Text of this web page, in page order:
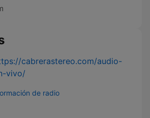
cabrerastereo.com/audio-
vivo/
de radio